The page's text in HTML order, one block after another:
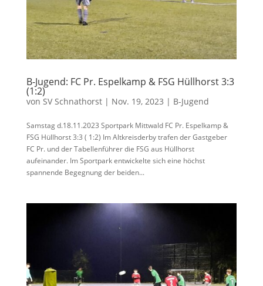
B-Jugend: FC Pr. Espelkamp & FSG Hüllhorst 3:3
(1:2)
von SV Schnathorst| Nov. 19, 2023 | B-Jugend
Samstag d.18.11.2023 Sportpark Mittwald FC Pr. Espelkamp &
FSG Hüllhorst 3:3 ( 1:2) Im Altkreisderby trafen der Gastgeber
FC Pr. und der Tabellenführer die FSG aus Hüllhorst
aufeinander. Im Sportpark entwickelte sich eine höchst
spannende Begegnung der beiden...